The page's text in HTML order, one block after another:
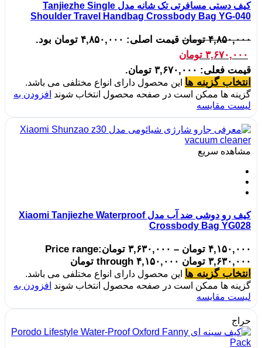
کیف دستی مسافرتی تک شانه مدل Tanjiezhe Single
Shoulder Travel Handbag Crossbody Bag YG-040
۴,۸۵۰,۰۰۰ تومان قیمت اصلی: ۴,۸۵۰,۰۰۰ تومان بود.
۳,۶۷۰,۰۰۰ تومان
قیمت فعلی: ۳,۶۷۰,۰۰۰ تومان.
انتخاب گزینه ها این محصول دارای انواع مختلفی می باشد.
گزینه ها ممکن است در صفحه محصول انتخاب شوند افزودن به
لیست مقایسه
مشاهده سریع
کیف رو دوشی ضد آب مدل Xiaomi Tanjiezhe Waterproof
Crossbody Bag YG028
۴,۱۵۰,۰۰۰ تومان – ۳,۶۳۰,۰۰۰ تومانPrice range:
۳,۶۳۰,۰۰۰ تومان through ۴,۱۵۰,۰۰۰ تومان
انتخاب گزینه ها این محصول دارای انواع مختلفی می باشد.
گزینه ها ممکن است در صفحه محصول انتخاب شوند افزودن به
لیست مقایسه
حراج